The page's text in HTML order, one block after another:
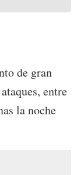
de gran
entre
la noche